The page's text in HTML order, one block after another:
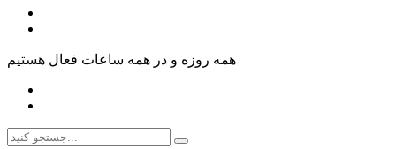
همه روزه و در همه ساعات فعال هستیم